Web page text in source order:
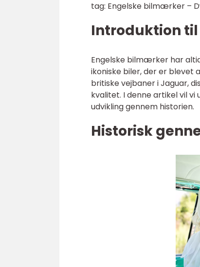
tag: Engelske bilmærker –
Introduktion
Engelske bilmærker har
ikoniske biler, der er blevet
britiske vejbaner i Jaguar,
kvalitet. I denne artikel vil
udvikling gennem historien.
Historisk